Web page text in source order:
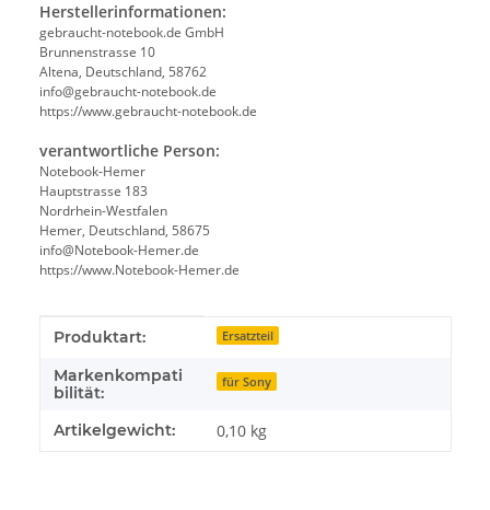
Herstellerinformationen:
gebraucht-notebook.de GmbH
Brunnenstrasse 10
Altena, Deutschland, 58762
info@gebraucht-notebook.de
https://www.gebraucht-notebook.de
verantwortliche Person:
Notebook-Hemer
Hauptstrasse 183
Nordrhein-Westfalen
Hemer, Deutschland, 58675
info@Notebook-Hemer.de
https://www.Notebook-Hemer.de
Produkteigenschaft
Wert
Produktart: Ersatzteil
Markenkompati
bilität:
für Sony
Artikelgewicht: 0,10 kg